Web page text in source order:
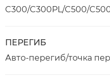
C300/C300PL/C500/
ПЕРЕГИБ
Авто-перегиб/точка